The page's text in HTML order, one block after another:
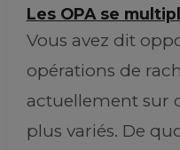
Les OPA se
Vous avez dit
opérations de
actuellement sur
plus variés. De